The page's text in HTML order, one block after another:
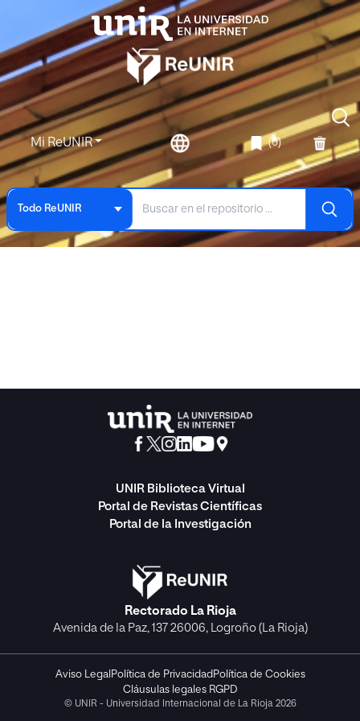
Mi ReUNIR (0)
Todo ReUNIR
UNIR Biblioteca Virtual
Portal de Revistas Científicas
Portal de la Investigación
Rectorado La Rioja
Avenida de la Paz, 137 26006, Logroño (La Rioja)
Aviso Legal Política de Privacidad Política de Cookies
Cláusulas legales RGPD
© UNIR - Universidad Internacional de La Rioja 2026